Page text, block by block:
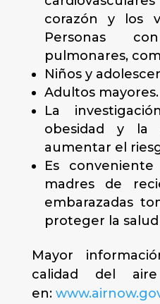
corazón y los
Personas
pulmonares,
Niños y
Adultos mayores.
La
obesidad y la
aumentar el
Es
madres de
embarazadas
proteger la
Mayor
calidad del
en: